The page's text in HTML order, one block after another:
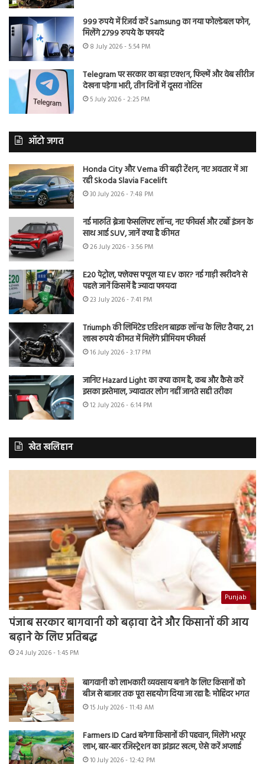
999 रुपये में रिजर्व करें Samsung का नया फोल्डेबल फोन,
मिलेंगे 2799 रुपये के फायदे
8 July 2026 - 5:54 PM
Telegram पर सरकार का बड़ा एक्शन, फिल्में और वेब सीरीज
देखना पड़ेगा भारी, तीन दिनों में दूसरा नोटिस
5 July 2026 - 2:25 PM
ऑटो जगत
Honda City और Verna की बढ़ी टेंशन, नए अवतार में आ
रही Skoda Slavia Facelift
30 July 2026 - 7:48 PM
नई मारुति ब्रेजा फेसलिफ्ट लॉन्च, नए फीचर्स और टर्बो इंजन के
साथ आई SUV, जानें क्या है कीमत
26 July 2026 - 3:56 PM
E20 पेट्रोल, फ्लेक्स फ्यूल या EV कार? नई गाड़ी खरीदने से
पहले जानें किसमें है ज्यादा फायदा
23 July 2026 - 7:41 PM
Triumph की लिमिटेड एडिशन बाइक लॉन्च के लिए तैयार, 21
लाख रुपये कीमत में मिलेंगे प्रीमियम फीचर्स
16 July 2026 - 3:17 PM
जानिए Hazard Light का क्या काम है, कब और कैसे करें
इसका इस्तेमाल, ज्यादातर लोग नहीं जानते सही तरीका
12 July 2026 - 6:14 PM
खेत खलिहान
Punjab
पंजाब सरकार बागवानी को बढ़ावा देने और किसानों की आय
बढ़ाने के लिए प्रतिबद्ध
24 July 2026 - 1:45 PM
बागवानी को लाभकारी व्यवसाय बनाने के लिए किसानों को
बीज से बाजार तक पूरा सहयोग दिया जा रहा है: मोहिंदर भगत
15 July 2026 - 11:43 AM
Farmers ID Card बनेगा किसानों की पहचान, मिलेंगे भरपूर
लाभ, बार-बार रजिस्ट्रेशन का झंझट खत्म, ऐसे करें अप्लाई
10 July 2026 - 12:42 PM